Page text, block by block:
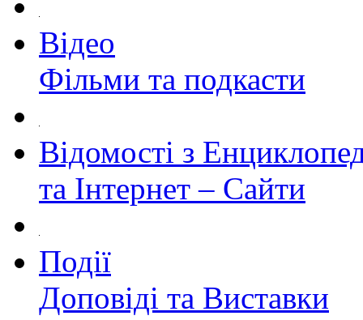
Відео
Фільми та подкасти
Відомості з
та Інтернет – Сайти
Події
Доповіді та Виставки